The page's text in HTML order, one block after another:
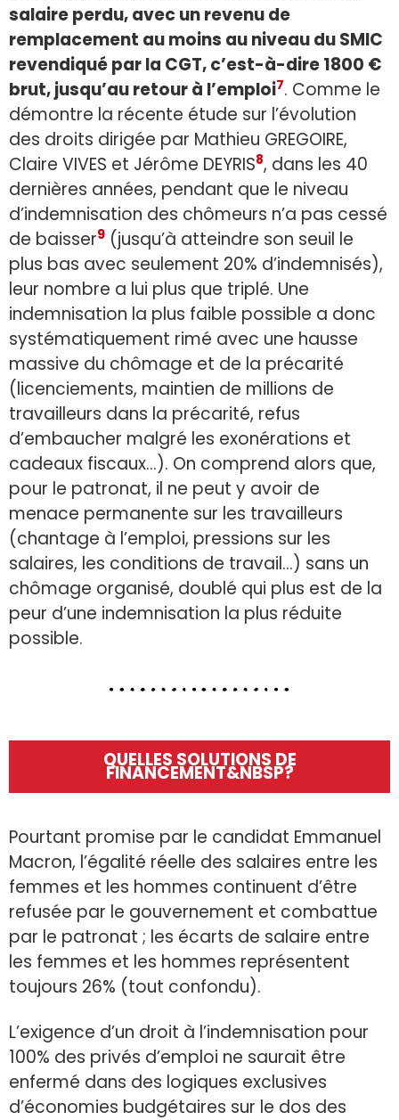
salaire perdu, avec un revenu de
remplacement au moins au niveau du SMIC
revendiqué par la CGT, c’est-à-dire 1800 €
brut, jusqu’au retour à l’emploi7. Comme le
démontre la récente étude sur l’évolution
des droits dirigée par Mathieu GREGOIRE,
Claire VIVES et Jérôme DEYRIS8, dans les 40
dernières années, pendant que le niveau
d’indemnisation des chômeurs n’a pas cessé
de baisser9 (jusqu’à atteindre son seuil le
plus bas avec seulement 20% d’indemnisés),
leur nombre a lui plus que triplé. Une
indemnisation la plus faible possible a donc
systématiquement rimé avec une hausse
massive du chômage et de la précarité
(licenciements, maintien de millions de
travailleurs dans la précarité, refus
d’embaucher malgré les exonérations et
cadeaux fiscaux…). On comprend alors que,
pour le patronat, il ne peut y avoir de
menace permanente sur les travailleurs
(chantage à l’emploi, pressions sur les
salaires, les conditions de travail…) sans un
chômage organisé, doublé qui plus est de la
peur d’une indemnisation la plus réduite
possible.
QUELLES SOLUTIONS DE
FINANCEMENT&NBSP?
Pourtant promise par le candidat Emmanuel
Macron, l’égalité réelle des salaires entre les
femmes et les hommes continuent d’être
refusée par le gouvernement et combattue
par le patronat ; les écarts de salaire entre
les femmes et les hommes représentent
toujours 26% (tout confondu).
L’exigence d’un droit à l’indemnisation pour
100% des privés d’emploi ne saurait être
enfermé dans des logiques exclusives
d’économies budgétaires sur le dos des